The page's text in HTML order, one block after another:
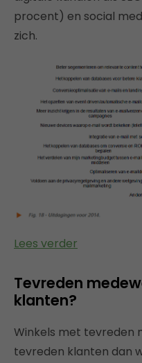
procent) en social
zich.
Lees verder
Tevreden
klanten?
Winkels met tevreden
tevreden klanten dan